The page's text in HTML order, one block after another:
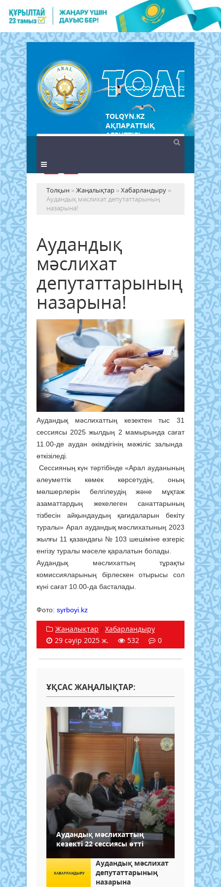
TOLQYN.KZ
АҚПАРАТТЫҚ
АГЕНТТІГІ
Толқын »Жаңалықтар »Хабарландыру »
Аудандық мәслихат депутаттарының
назарына!
Аудандық
мәслихат
депутаттарының
назарына!
Аудандық мәслихаттың кезектен тыс 31
сессиясы 2025 жылдың 2 мамырында сағат
11.00-де аудан әкімдігінің мәжіліс залында
өткізіледі.
Сессияның күн тәртібінде «Арал ауданының
әлеуметтік көмек көрсетудің, оның
мөлшерлерін белгілеудің және мұқтаж
азаматтардың жекелеген санаттарының
тізбесін айқындаудың қағидаларын бекіту
туралы» Арал аудандық мәслихатының 2023
жылғы 11 қазандағы № 103 шешіміне өзгеріс
енгізу туралы мәселе қаралатын болады.
Аудандық мәслихаттың тұрақты
комиссияларының бірлескен отырысы сол
күні сағат 10.00-да басталады.
Фото: syrboyi.kz
Жаңалықтар / Хабарландыру
29 сәуір 2025 ж.
532 0
ҰҚСАС ЖАҢАЛЫҚТАР:
Аудандық мәслихаттың
кезекті 22 сессиясы өтті
Аудандық мәслихат
депутаттарының
назарына